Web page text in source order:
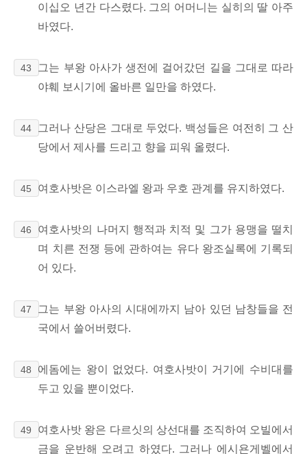
이십오 년간 다스렸다. 그의 어머니는 실히의 딸 아주
바였다.
43
그는 부왕 아사가 생전에 걸어갔던 길을 그대로 따라
야훼 보시기에 올바른 일만을 하였다.
44
그러나 산당은 그대로 두었다. 백성들은 여전히 그 산
당에서 제사를 드리고 향을 피워 올렸다.
45 여호사밧은 이스라엘 왕과 우호 관계를 유지하였다.
46
여호사밧의 나머지 행적과 치적 및 그가 용맹을 떨치
며 치른 전쟁 등에 관하여는 유다 왕조실록에 기록되
어 있다.
47
그는 부왕 아사의 시대에까지 남아 있던 남창들을 전
국에서 쓸어버렸다.
48
에돔에는 왕이 없었다. 여호사밧이 거기에 수비대를
두고 있을 뿐이었다.
49
여호사밧 왕은 다르싯의 상선대를 조직하여 오빌에서
금을 운반해 오려고 하였다. 그러나 에시욘게벨에서